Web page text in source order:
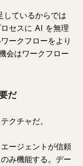
しているからでは
セスに AI を無理
ークフローをより
会はワークフロー
だ
クチャだ。
ージェントが信頼
み機能する。デー